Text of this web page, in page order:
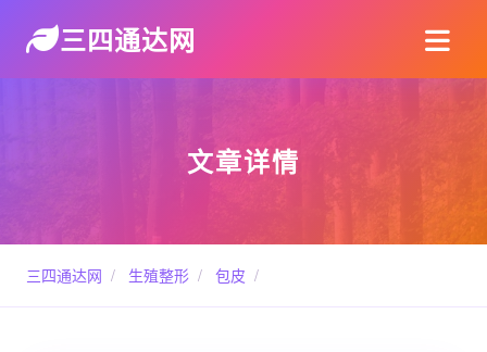
三四通达网
文章详情
三四通达网 / 生殖整形 / 包皮 /